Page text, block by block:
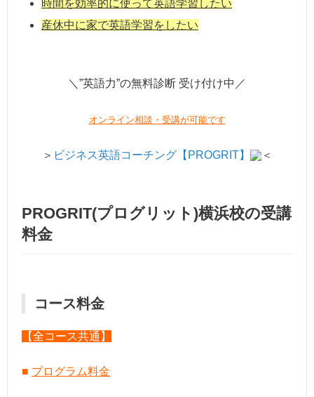
時間を効率的に使って英語学習したい
産休中に家で英語学習をしたい
＼”英語力”の無料診断 受け付け中／
オンライン相談・受講が可能です
＞ ビジネス英語コーチング【PROGRIT】 ＜
PROGRIT(プログリット)横浜校の受講
料金
コース料金
【全コース共通】
■ プログラム料金